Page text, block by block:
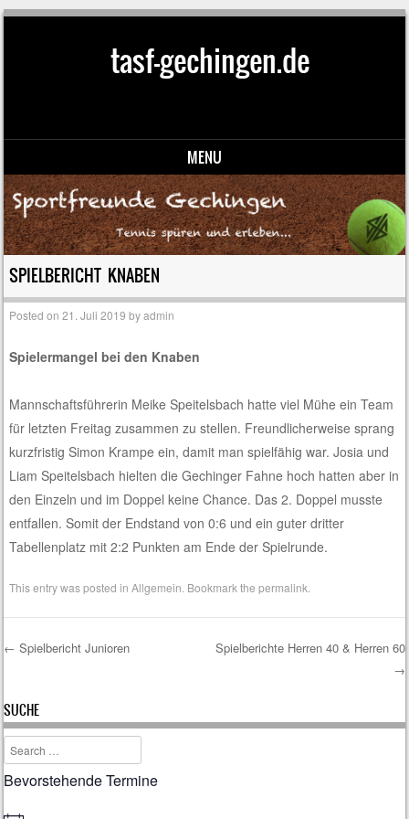
tasf-gechingen.de
MENU
Skip to content
SPIELBERICHT KNABEN
Posted on21. Juli 2019 byadmin
Spielermangel bei den Knaben
Mannschaftsführerin Meike Speitelsbach hatte viel Mühe ein Team
für letzten Freitag zusammen zu stellen. Freundlicherweise sprang
kurzfristig Simon Krampe ein, damit man spielfähig war. Josia und
Liam Speitelsbach hielten die Gechinger Fahne hoch hatten aber in
den Einzeln und im Doppel keine Chance. Das 2. Doppel musste
entfallen. Somit der Endstand von 0:6 und ein guter dritter
Tabellenplatz mit 2:2 Punkten am Ende der Spielrunde.
This entry was posted inAllgemein . Bookmark thepermalink
← Spielbericht Junioren
Spielberichte Herren 40 & Herren 60
→
SUCHE
Search
Bevorstehende Termine